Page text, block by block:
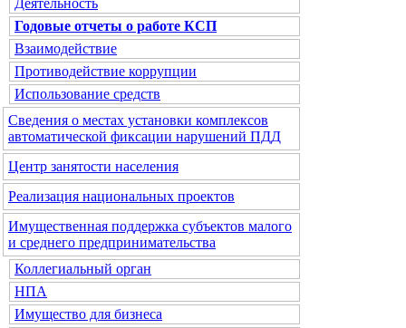
Деятельность
Годовые отчеты о работе КСП
Взаимодействие
Противодействие коррупции
Использование средств
Сведения о местах установки комплексов
автоматической фиксации нарушений ПДД
Центр занятости населения
Реализация национальных проектов
Имущественная поддержка субъектов малого
и среднего предпринимательства
Коллегиальный орган
НПА
Имущество для бизнеса